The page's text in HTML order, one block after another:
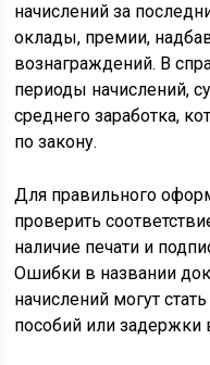
начислений за
оклады, премии,
вознаграждений. В
периоды начислений,
среднего заработка,
по закону.
Для правильного
проверить
наличие печати и
Ошибки в названии
начислений могут
пособий или задержки